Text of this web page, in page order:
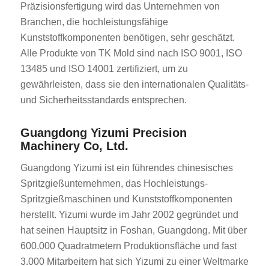
Präzisionsfertigung wird das Unternehmen von
Branchen, die hochleistungsfähige
Kunststoffkomponenten benötigen, sehr geschätzt.
Alle Produkte von TK Mold sind nach ISO 9001, ISO
13485 und ISO 14001 zertifiziert, um zu
gewährleisten, dass sie den internationalen Qualitäts-
und Sicherheitsstandards entsprechen.
Guangdong Yizumi Precision
Machinery Co, Ltd.
Guangdong Yizumi ist ein führendes chinesisches
Spritzgießunternehmen, das Hochleistungs-
Spritzgießmaschinen und Kunststoffkomponenten
herstellt. Yizumi wurde im Jahr 2002 gegründet und
hat seinen Hauptsitz in Foshan, Guangdong. Mit über
600.000 Quadratmetern Produktionsfläche und fast
3.000 Mitarbeitern hat sich Yizumi zu einer Weltmarke